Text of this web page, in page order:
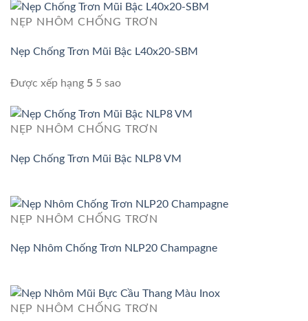
NẸP NHÔM CHỐNG TRƠN
Nẹp Chống Trơn Mũi Bậc L40x20-SBM
Được xếp hạng 55 sao
NẸP NHÔM CHỐNG TRƠN
Nẹp Chống Trơn Mũi Bậc NLP8 VM
NẸP NHÔM CHỐNG TRƠN
Nẹp Nhôm Chống Trơn NLP20 Champagne
NẸP NHÔM CHỐNG TRƠN